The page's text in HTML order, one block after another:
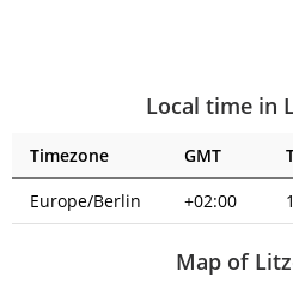
Local time in
Timezone GMT
Europe/Berlin
+02:00
Map of